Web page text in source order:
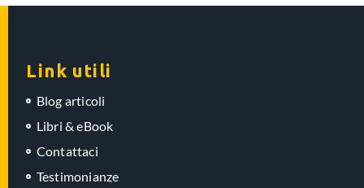
Link utili
Blog articoli
Libri & eBook
Contattaci
Testimonianze